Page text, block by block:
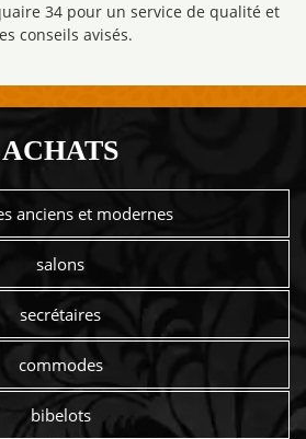
34 pour un service de qualité et
conseils avisés.
ACHATS
anciens et modernes
salons
secrétaires
commodes
bibelots